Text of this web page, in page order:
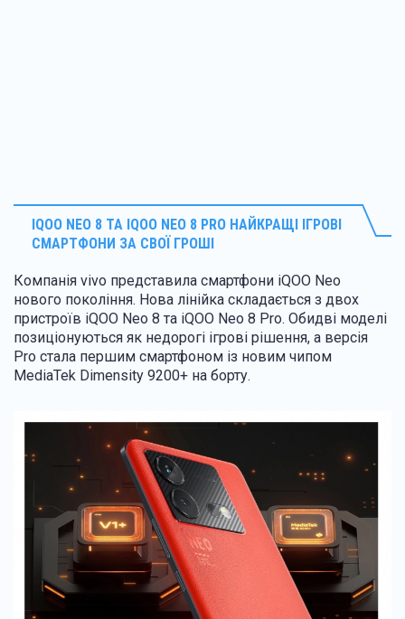
IQOO NEO 8 ТА IQOO NEO 8 PRO НАЙКРАЩІ ІГРОВІ
СМАРТФОНИ ЗА СВОЇ ГРОШІ
Компанія vivo представила смартфони iQOO Neo
нового покоління. Нова лінійка складається з двох
пристроїв iQOO Neo 8 та iQOO Neo 8 Pro. Обидві моделі
позиціонуються як недорогі ігрові рішення, а версія
Pro стала першим смартфоном із новим чипом
MediaTek Dimensity 9200+ на борту.